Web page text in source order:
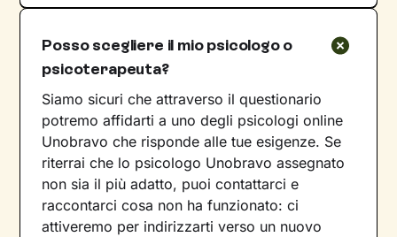
Posso scegliere il mio psicologo o
psicoterapeuta?
Siamo sicuri che attraverso il questionario
potremo affidarti a uno degli psicologi online
Unobravo che risponde alle tue esigenze. Se
riterrai che lo psicologo Unobravo assegnato
non sia il più adatto, puoi contattarci e
raccontarci cosa non ha funzionato: ci
attiveremo per indirizzarti verso un nuovo